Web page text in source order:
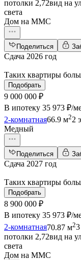
потолки 2,72вид на
света
Дом на ММС
Поделиться
Сдача 2026 год
Таких квартиры
Подобрать
9 000 000 ₽
В ипотеку 35 973 ₽/
2-комнатная66.9 м22
Медный
Поделиться
Сдача 2027 год
Таких квартиры
Подобрать
8 900 000 ₽
В ипотеку 35 973 ₽/
2-комнатная70.87 м2
потолки 2,72вид на
света
Дом на ММС